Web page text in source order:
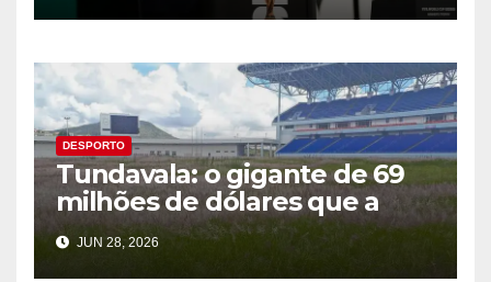
DESPORTO
Tundavala: o gigante de 69
milhões de dólares que a
CAF rejeitou
JUN 28, 2026